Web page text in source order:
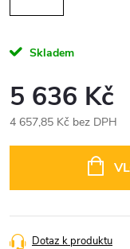
Skladem
5 636 Kč
4 657,85 Kč bez DPH
Dotaz k produktu